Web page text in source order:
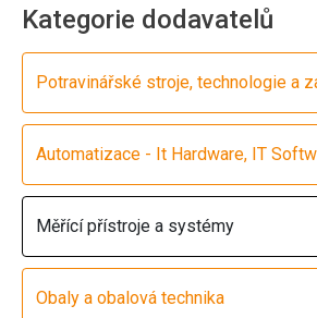
Kategorie dodavatelů
Potravinářské stroje, technologie a
Automatizace - It Hardware, IT
Měřící přístroje a systémy
Obaly a obalová technika